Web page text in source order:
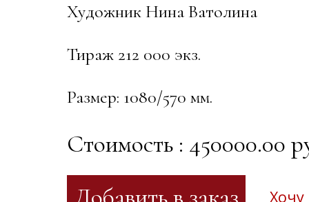
Художник Нина Ватолина
Тираж 212 000 экз.
Размер: 1080/570 мм.
Стоимость : 450000.00
Хочу